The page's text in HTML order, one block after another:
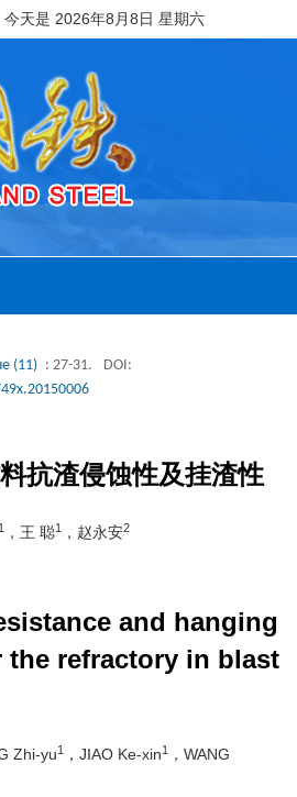
天是 2026年8月8日 星期六
(11) : 27-31.
DOI:
抗渣侵蚀性及挂渣性
1 ，王 聪1 ，赵永安2
and hanging
the refractory in blast
Zhi-yu1 ，JIAO Ke-xin1
，WANG